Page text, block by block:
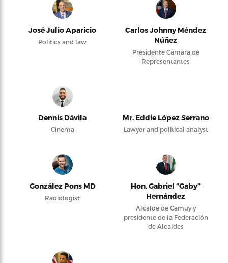
José Julio Aparicio
Politics and law
Carlos Johnny Méndez
Núñez
Presidente Cámara de
Representantes
Dennis Dávila
Cinema
Mr. Eddie López Serrano
Lawyer and political analyst
González Pons MD
Radiologist
Hon. Gabriel “Gaby”
Hernández
Alcalde de Camuy y
presidente de la Federación
de Alcaldes